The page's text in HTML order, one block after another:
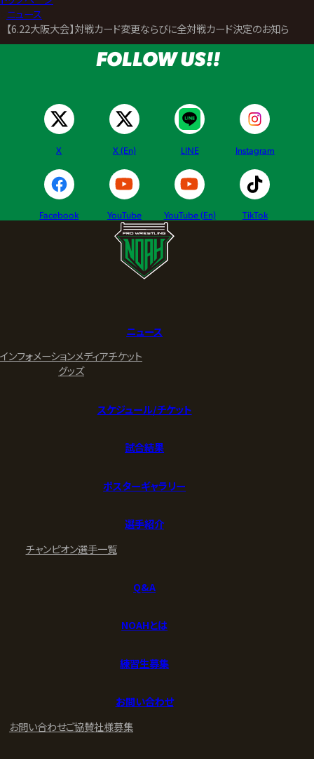
ニュース
【6.22大阪大会】対戦カード変更ならびに全対戦カード決定のお知らせ
FOLLOW US!!
X X (En) LINE Instagram
Facebook YouTube YouTube (En) TikTok
ニュース
インフォメーションメディアチケット
グッズ
スケジュール/チケット
試合結果
ポスターギャラリー
選手紹介
チャンピオン選手一覧
Q&A
NOAHとは
練習生募集
お問い合わせ
お問い合わせご協賛社様募集